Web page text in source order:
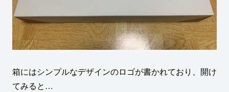
箱にはシンプルなデザインのロゴが書かれており、開け
てみると…